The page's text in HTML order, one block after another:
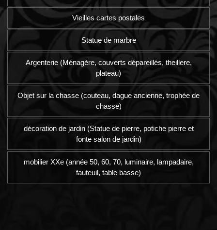
Vieilles cartes postales
Statue de marbre
Argenterie (Ménagère, couverts dépareillés, theillere,
plateau)
Objet sur la chasse (couteau, dague ancienne, trophée de
chasse)
décoration de jardin (Statue de pierre, potiche pierre et
fonte salon de jardin)
mobilier XXe (année 50, 60, 70, luminaire, lampadaire,
fauteuil, table basse)